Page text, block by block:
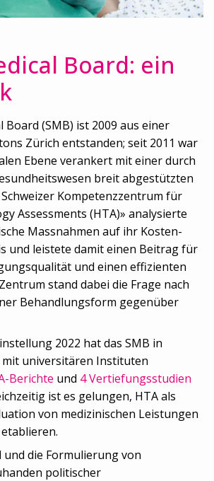
Board: ein
Board (SMB) ist 2009 aus einer
Zürich entstanden; seit 2011 war
Ebene verankert mit einer durch
breit abgestützten
Kompetenzzentrum für
Assessments (HTA)» analysierte
Massnahmen auf ihr Kosten-
und leistete damit einen Beitrag für
und einen effizienten
stand dabei die Frage nach
Behandlungsform gegenüber
2022 hat das SMB in
universitären Instituten
Berichte und 4 Vertiefungsstudien
ist es gelungen, HTA als
von medizinischen Leistungen
und die Formulierung von
politischer